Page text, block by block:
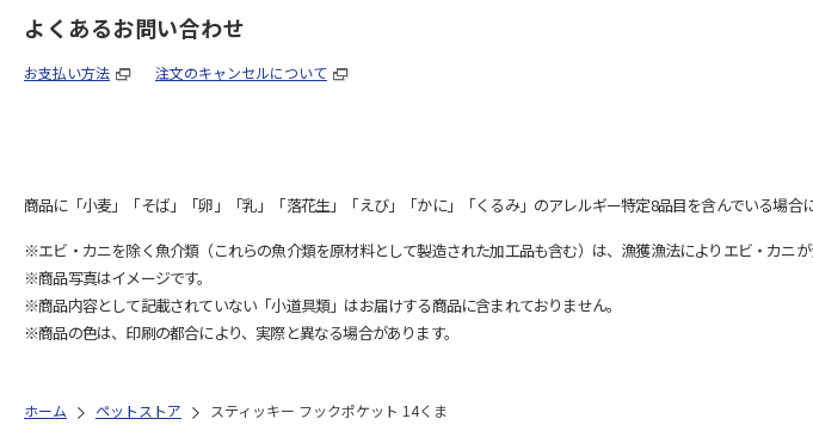
よくあるお問い合わせ
お支払い方法 注文のキャンセルについて
商品に「小麦」「そば」「卵」「乳」「落花生」「えび」「かに」「くるみ」のアレルギー特定8品目を含んでいる場合
※エビ・カニを除く魚介類（これらの魚介類を原材料として製造された加工品も含む）は、漁獲漁法によりエビ・カニ
※商品写真はイメージです。
※商品内容として記載されていない「小道具類」はお届けする商品に含まれておりません。
※商品の色は、印刷の都合により、実際と異なる場合があります。
ホーム ペットストア スティッキー フックポケット 14くま